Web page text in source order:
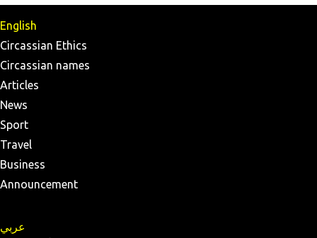
English
Circassian Ethics
Circassian names
Articles
News
Sport
Travel
Business
Announcement
عربي